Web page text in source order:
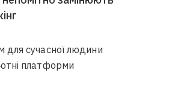
сучасної людини
платформи